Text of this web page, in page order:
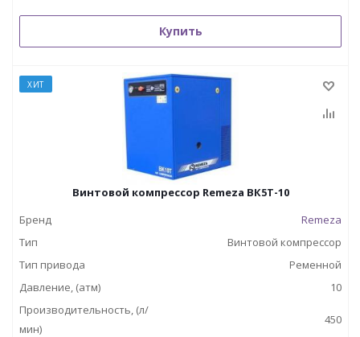
Купить
ХИТ
Винтовой компрессор Remeza ВК5Т-10
Бренд
Remeza
Тип
Винтовой компрессор
Тип привода
Ременной
Давление, (атм)
10
Производительность, (л/
мин)
450